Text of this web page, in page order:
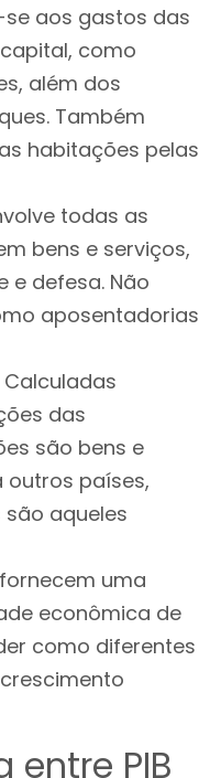
se aos gastos das
como
além dos
Também
habitações pelas
todas as
bens e serviços,
e defesa. Não
aposentadorias
Calculadas
das
são bens e
outros países,
aqueles
uma
econômica de
como diferentes
entre PIB